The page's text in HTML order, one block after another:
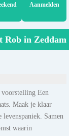
Aanmelden
Rob in Zeddam
Een
Maak je klaar
Samen
waarin